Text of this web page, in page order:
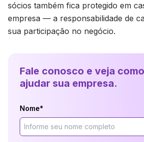
sócios também fica protegido em
empresa — a responsabilidade de
sua participação no negócio.
Fale conosco e veja
ajudar sua empresa.
Nome*